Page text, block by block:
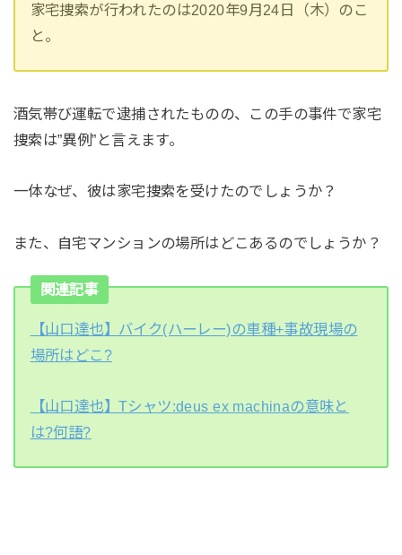
家宅捜索が行われたのは2020年9月24日（木）のこ
と。
酒気帯び運転で逮捕されたものの、この手の事件で家宅
捜索は”異例”と言えます。
一体なぜ、彼は家宅捜索を受けたのでしょうか？
また、自宅マンションの場所はどこあるのでしょうか？
関連記事
【山口達也】バイク(ハーレー)の車種+事故現場の
場所はどこ?
【山口達也】Tシャツ:deus ex machinaの意味と
は?何語?